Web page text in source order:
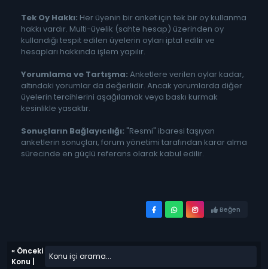
Tek Oy Hakkı: Her üyenin bir anket için tek bir oy kullanma
hakkı vardır. Multi-üyelik (sahte hesap) üzerinden oy
kullandığı tespit edilen üyelerin oyları iptal edilir ve
hesapları hakkında işlem yapılır.
Yorumlama ve Tartışma: Anketlere verilen oylar kadar,
altındaki yorumlar da değerlidir. Ancak yorumlarda diğer
üyelerin tercihlerini aşağılamak veya baskı kurmak
kesinlikle yasaktır.
Sonuçların Bağlayıcılığı: "Resmi" ibaresi taşıyan
anketlerin sonuçları, forum yönetimi tarafından karar alma
sürecinde en güçlü referans olarak kabul edilir.
Beğen
« Önceki
Konu